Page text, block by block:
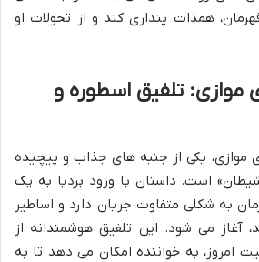
همذات پنداری کند و از تحولات او
موازی: تلفیق اسطوره و
موازی، یکی از جنبه های جذاب و پیچیده
است. داستان با ورود بردیا به یک
به شکلی متفاوت جریان دارد و اساطیر
آغاز می شود. این تلفیق هوشمندانه از
امروز، به خواننده امکان می دهد تا به